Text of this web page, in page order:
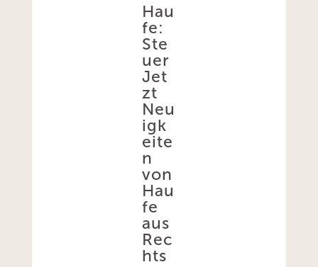
Hau
fe:
Ste
uer
Jet
zt
Neu
igk
eite
n
von
Hau
fe
aus
Rec
hts